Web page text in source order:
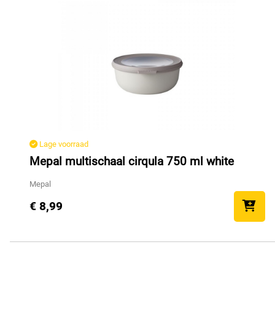
Lage voorraad
Mepal multischaal cirqula 750 ml white
Mepal
€ 8,99